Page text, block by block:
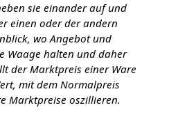
sie einander auf und
einen oder der andern
wo Angebot und
Waage halten und daher
der Marktpreis einer Ware
mit dem Normalpreis
Marktpreise oszillieren.